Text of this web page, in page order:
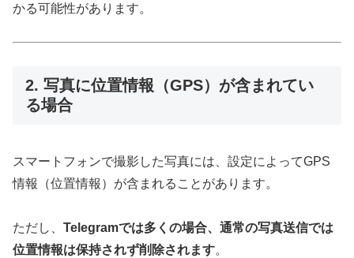
かる可能性があります。
2. 写真に位置情報（GPS）が含まれてい
る場合
スマートフォンで撮影した写真には、設定によってGPS
情報（位置情報）が含まれることがあります。
ただし、 Telegramでは多くの場合、通常の写真送信では
位置情報は保持されず削除されます。